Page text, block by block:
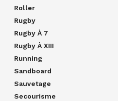
Roller
Rugby
Rugby À 7
Rugby À XIII
Running
Sandboard
Sauvetage
Secourisme